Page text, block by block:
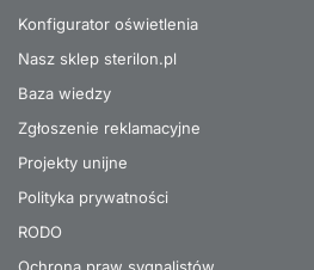
Konfigurator oświetlenia
Nasz sklep sterilon.pl
Baza wiedzy
Zgłoszenie reklamacyjne
Projekty unijne
Polityka prywatności
RODO
Ochrona praw sygnalistów